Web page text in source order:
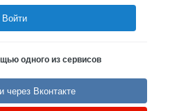
Войти
одного из сервисов
через Вконтакте